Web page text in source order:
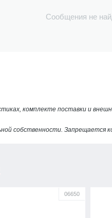
Сообщения не
комплекте поставки и
собственности. Запрещается
06650